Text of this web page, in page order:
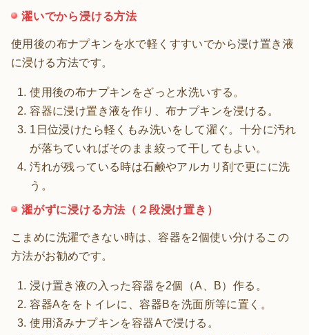
濯いでから浸ける方法
使用後の布ナプキンを水で軽くすすいでから浸け置き液
に浸ける方法です。
使用後の布ナプキンをざっと水洗いする。
容器に浸け置き液を作り、布ナプキンを浸ける。
1日位浸けたら軽くもみ洗いをして濯ぐ。十分に汚れ
が落ちていればそのまま絞って干してもよい。
汚れが残っている時は石鹸やアルカリ剤で更にに洗
う。
濯がずに浸ける方法（２段浸け置き）
こまめに洗濯できない時は、容器を2個使い分けるこの
方法がお勧めです。
浸け置き液の入った容器を2個（A、B）作る。
容器Aををトイレに、容器Bを洗面所等に置く。
使用済みナプキンを容器Aで浸ける。